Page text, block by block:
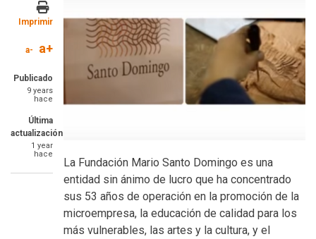
Imprimir
a- a+
Publicado
9 years
hace
Última
actualización
1 year
hace
La Fundación Mario Santo Domingo es una
entidad sin ánimo de lucro que ha concentrado
sus 53 años de operación en la promoción de la
microempresa, la educación de calidad para los
más vulnerables, las artes y la cultura, y el